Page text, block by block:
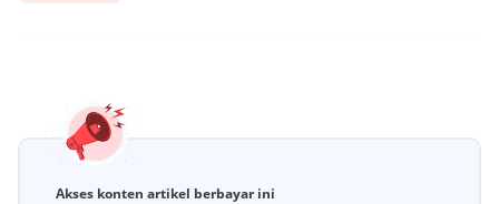
Akses konten artikel berbayar ini